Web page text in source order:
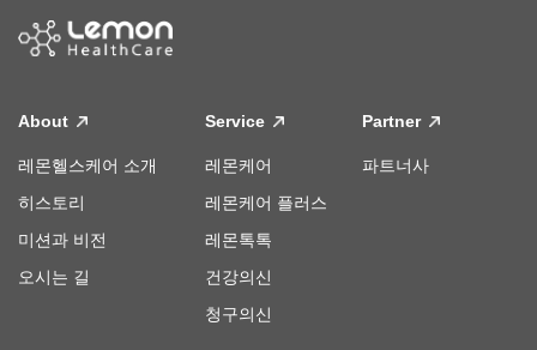
About
레몬헬스케어 소개
히스토리
미션과 비전
오시는 길
Service
레몬케어
레몬케어 플러스
레몬톡톡
건강의신
청구의신
Partner
파트너사